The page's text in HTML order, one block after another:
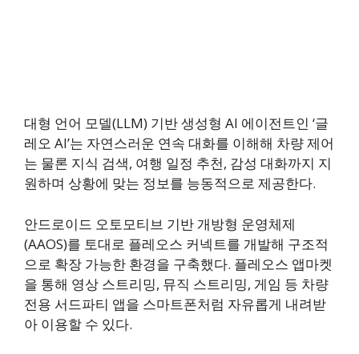
대형 언어 모델(LLM) 기반 생성형 AI 에이전트인 ‘글
레오 AI’는 자연스러운 연속 대화를 이해해 차량 제어
는 물론 지식 검색, 여행 일정 추천, 감성 대화까지 지
원하며 상황에 맞는 정보를 능동적으로 제공한다.
안드로이드 오토모티브 기반 개방형 운영체제
(AAOS)를 토대로 플레오스 커넥트를 개발해 구조적
으로 확장 가능한 환경을 구축했다. 플레오스 앱마켓
을 통해 영상 스트리밍, 뮤직 스트리밍, 게임 등 차량
전용 서드파티 앱을 스마트폰처럼 자유롭게 내려받
아 이용할 수 있다.